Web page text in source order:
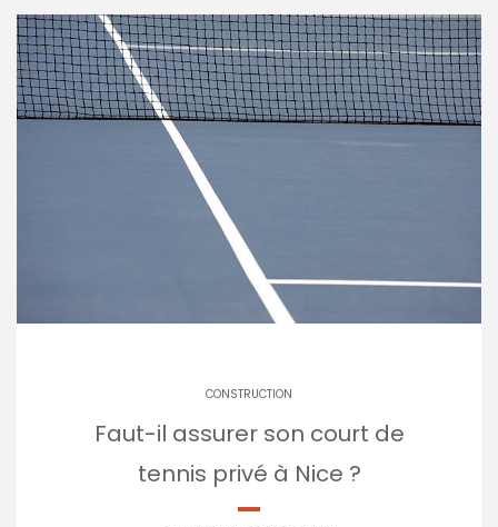
CONSTRUCTION
Faut-il assurer son court de
tennis privé à Nice ?